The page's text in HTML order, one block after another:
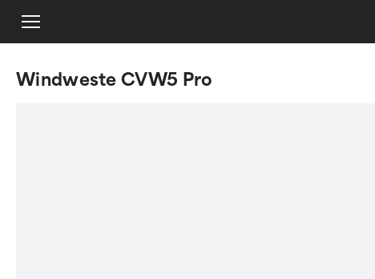
Windweste CVW5 Pro